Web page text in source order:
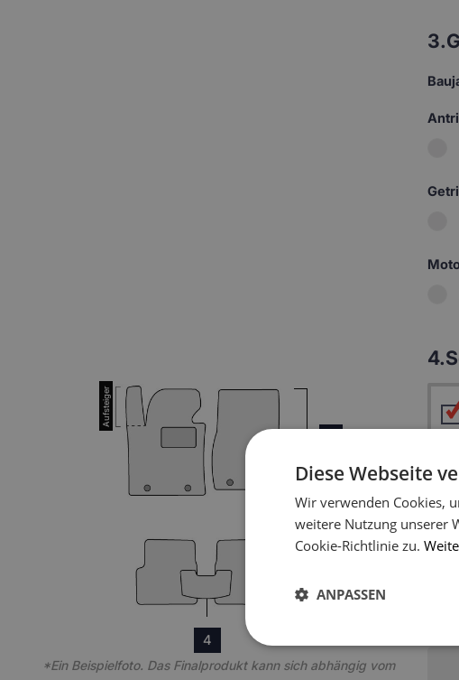
3.
4
*Ein Beispielfoto. Das Finalprodukt kann sich abhängig vom
4.
Diese Webseite
Wir verwenden Cookies,
weitere Nutzung unserer
Cookie-Richtlinie zu.
ANPASSEN